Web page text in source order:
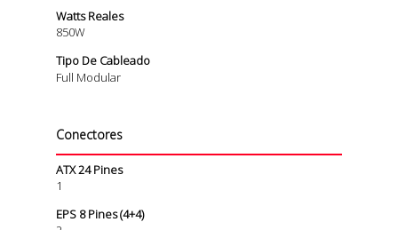
Watts Reales
850W
Tipo De Cableado
Full Modular
Conectores
ATX 24 Pines
1
EPS 8 Pines (4+4)